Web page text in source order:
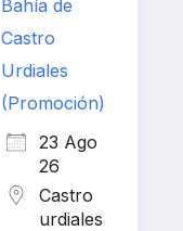
Bahía de
Castro
Urdiales
(Promoción)
23 Ago
26
Castro
urdiales